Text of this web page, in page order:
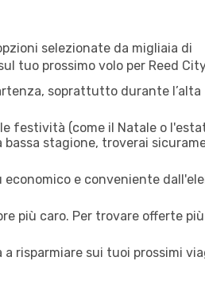
selezionate da migliaia di
tuo prossimo volo per Reed
soprattutto durante l’alta
festività (come il Natale o
stagione, troverai
e conveniente
più caro. Per trovare offerte più
risparmiare sui tuoi prossimi